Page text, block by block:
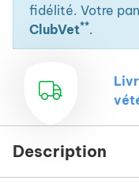
fidélité. Votre
ClubVet**.
Description